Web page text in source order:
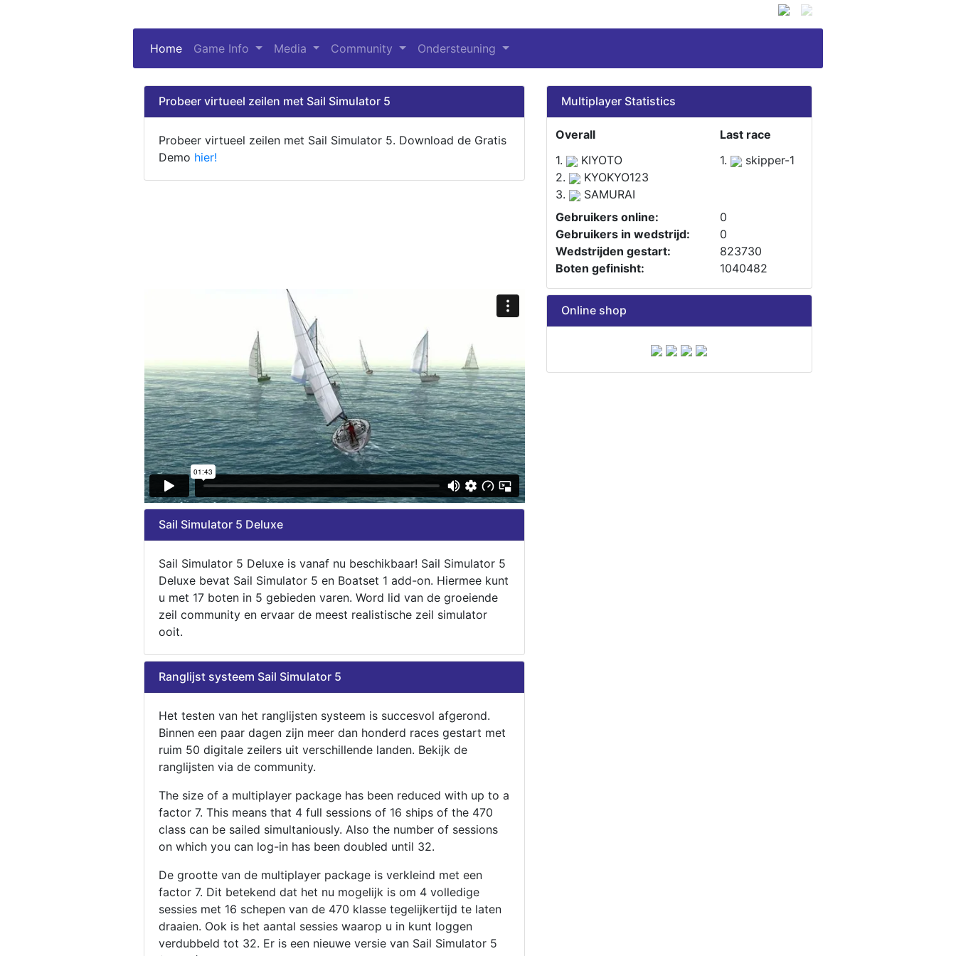
Home (current)
Game Info Media Community Ondersteuning
Probeer virtueel zeilen met Sail Simulator 5
Probeer virtueel zeilen met Sail Simulator 5. Download de Gratis
Demo hier!
Multiplayer Statistics
Overall
Last race
1.
KIYOTO 1.
skipper-1
2.
KYOKYO123
3.
SAMURAI
Gebruikers online:
0
Gebruikers in wedstrijd:
0
Wedstrijden gestart:
823730
Boten gefinisht:
1040482
Sail Simulator 5 Deluxe
Sail Simulator 5 Deluxe is vanaf nu beschikbaar! Sail Simulator 5
Deluxe bevat Sail Simulator 5 en Boatset 1 add-on. Hiermee kunt
u met 17 boten in 5 gebieden varen. Word lid van de groeiende
zeil community en ervaar de meest realistische zeil simulator
ooit.
Ranglijst systeem Sail Simulator 5
Het testen van het ranglijsten systeem is succesvol afgerond.
Binnen een paar dagen zijn meer dan honderd races gestart met
ruim 50 digitale zeilers uit verschillende landen. Bekijk de
ranglijsten via de community.
The size of a multiplayer package has been reduced with up to a
factor 7. This means that 4 full sessions of 16 ships of the 470
class can be sailed simultaniously. Also the number of sessions
on which you can log-in has been doubled until 32.
De grootte van de multiplayer package is verkleind met een
factor 7. Dit betekend dat het nu mogelijk is om 4 volledige
sessies met 16 schepen van de 470 klasse tegelijkertijd te laten
draaien. Ook is het aantal sessies waarop u in kunt loggen
verdubbeld tot 32. Er is een nieuwe versie van Sail Simulator 5
Online shop